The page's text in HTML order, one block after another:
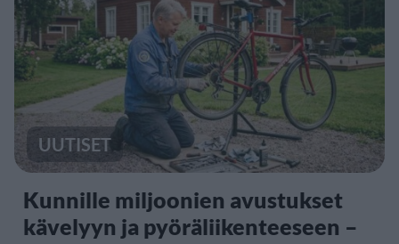
UUTISET
Kunnille miljoonien avustukset
kävelyyn ja pyöräliikenteeseen –